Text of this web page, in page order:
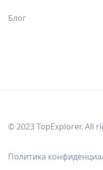
Блог
© 2023 TopExplorer. All
Политика